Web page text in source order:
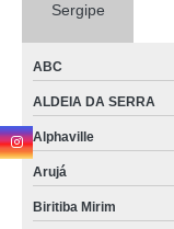
Sergipe
ABC
ALDEIA DA SERRA
Alphaville
Arujá
Biritiba Mirim